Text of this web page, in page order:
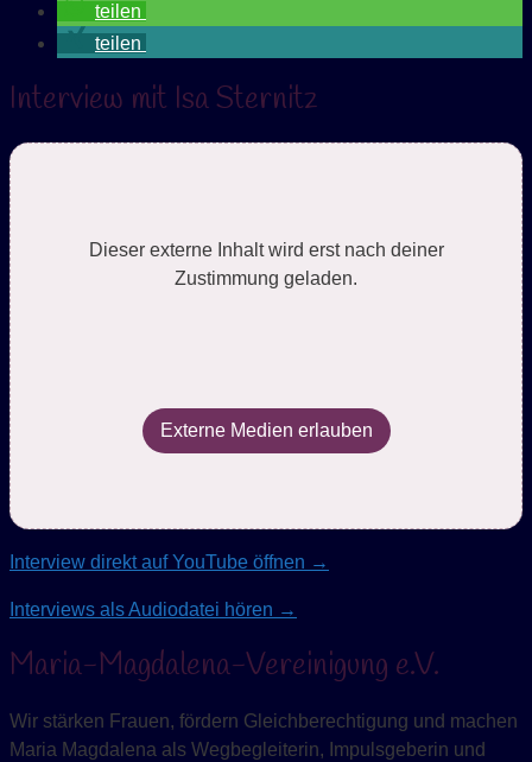
teilen
teilen
Interview mit Isa Sternitz
Dieser externe Inhalt wird erst nach deiner
Zustimmung geladen.
Externe Medien erlauben
Interview direkt auf YouTube öffnen →
Interviews als Audiodatei hören →
Maria-Magdalena-Vereinigung e.V.
Wir stärken Frauen, fördern Gleichberechtigung und machen
Maria Magdalena als Wegbegleiterin, Impulsgeberin und